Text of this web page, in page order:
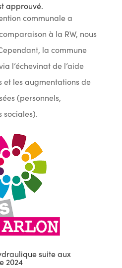
approuvé.
communale a
à la RW, nous
la commune
l’échevinat de l’aide
et les augmentations de
(personnels,
sociales).
suite aux
2024